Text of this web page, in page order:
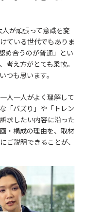
が頑張って意識を変
ている世代でもありま
め合うのが普通」とい
考え方がとても柔軟。
つも思います。
人一人がよく理解して
「バズり」や「トレン
求したい内容に沿った
・構成の理由を、取材
ご説明できることが、